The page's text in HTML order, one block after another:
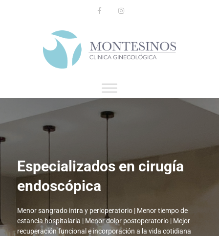
Especializados en cirugía
endoscópica
Menor sangrado intra y perioperatorio | Menor tiempo de
estancia hospitalaria | Menor dolor postoperatorio | Mejor
recuperación funcional e incorporación a la vida cotidiana